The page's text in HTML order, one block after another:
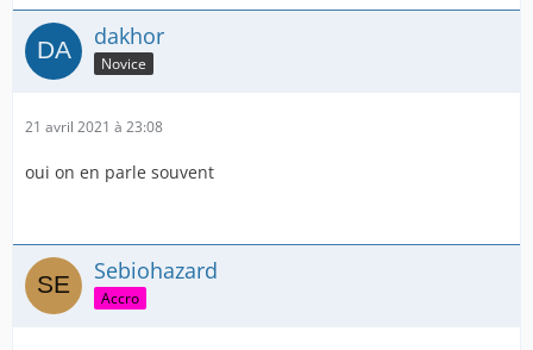
dakhor
Novice
21 avril 2021 à 23:08
oui on en parle souvent
Sebiohazard
Accro